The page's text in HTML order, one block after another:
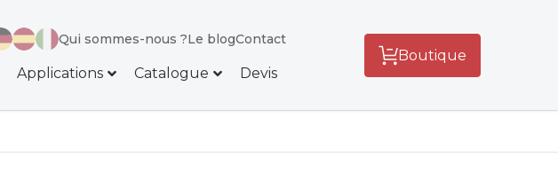
Qui sommes-nous ?Le blogContact
Applications Catalogue Devis
Boutique